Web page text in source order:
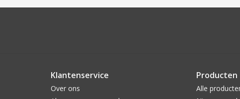
Klantenservice
Over ons
Producten
Alle